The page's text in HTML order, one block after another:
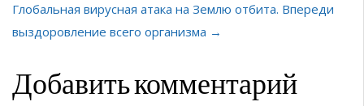
Глобальная вирусная атака на Землю отбита. Впереди
выздоровление всего организма →
Добавить комментарий